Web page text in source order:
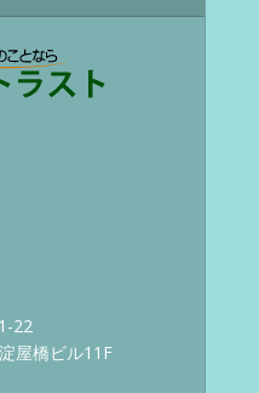
22
屋橋ビル11F